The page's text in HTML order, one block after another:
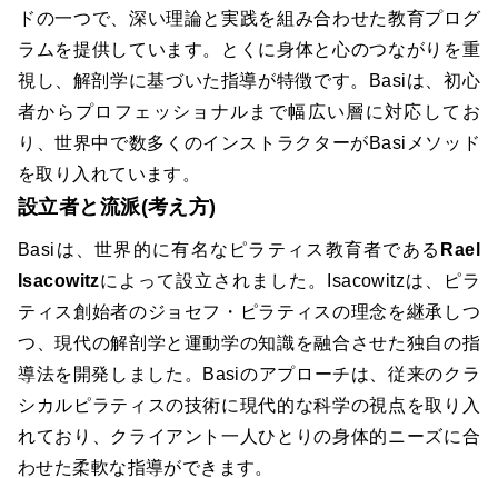
ドの一つで、深い理論と実践を組み合わせた教育プログ
ラムを提供しています。とくに身体と心のつながりを重
視し、解剖学に基づいた指導が特徴です。Basiは、初心
者からプロフェッショナルまで幅広い層に対応してお
り、世界中で数多くのインストラクターがBasiメソッド
を取り入れています。
設立者と流派(考え方)
Basiは、世界的に有名なピラティス教育者である Rael
Isacowitzによって設立されました。Isacowitzは、ピラ
ティス創始者のジョセフ・ピラティスの理念を継承しつ
つ、現代の解剖学と運動学の知識を融合させた独自の指
導法を開発しました。Basiのアプローチは、従来のクラ
シカルピラティスの技術に現代的な科学の視点を取り入
れており、クライアント一人ひとりの身体的ニーズに合
わせた柔軟な指導ができます。